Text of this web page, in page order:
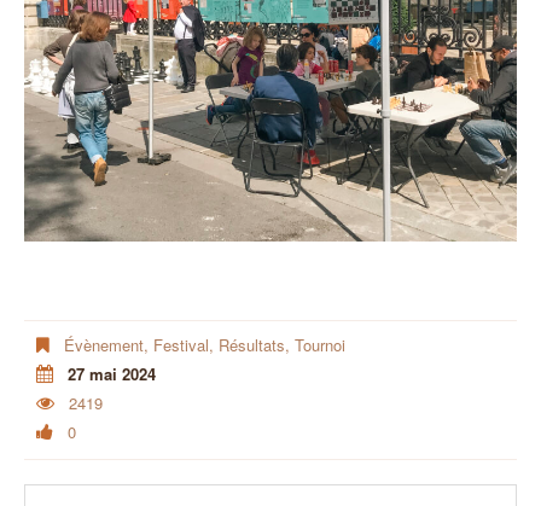
Évènement, Festival, Résultats, Tournoi
27 mai 2024
2419
0